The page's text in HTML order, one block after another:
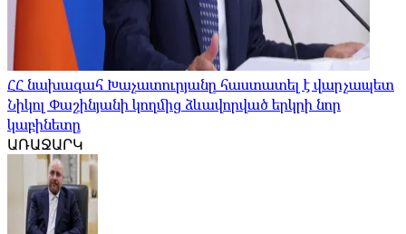
ՀՀ նախագահ Խաչատուրյանը հաստատել է վարչապետ
Նիկոլ Փաշինյանի կողմից ձևավորված երկրի նոր
կաբինետը
ԱՌԱՋԱՐԿ